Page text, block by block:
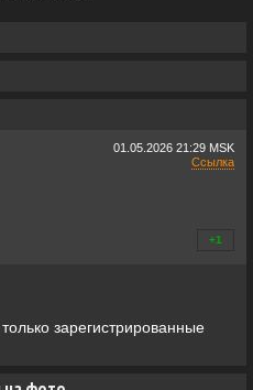
01.05.2026 21:29 MSK
Ссылка
+1
зарегистрированные